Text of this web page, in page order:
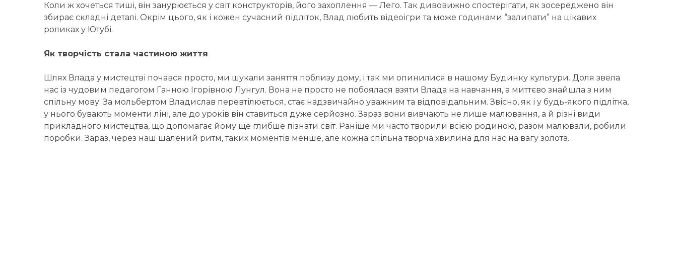
Коли ж хочеться тиші, він занурюється у світ конструкторів, його захоплення — Лего. Так дивовижно спостерігати, як зосереджено він
збирає складні деталі. Окрім цього, як і кожен сучасний підліток, Влад любить відеоігри та може годинами “залипати” на цікавих
роликах у Ютубі.
Як творчість стала частиною життя
Шлях Влада у мистецтві почався просто, ми шукали заняття поблизу дому, і так ми опинилися в нашому Будинку культури. Доля звела
нас із чудовим педагогом Ганною Ігорівною Лунгул. Вона не просто не побоялася взяти Влада на навчання, а миттєво знайшла з ним
спільну мову. За мольбертом Владислав перевтілюється, стає надзвичайно уважним та відповідальним. Звісно, як і у будь-якого підлітка,
у нього бувають моменти ліні, але до уроків він ставиться дуже серйозно. Зараз вони вивчають не лише малювання, а й різні види
прикладного мистецтва, що допомагає йому ще глибше пізнати світ. Раніше ми часто творили всією родиною, разом малювали, робили
поробки. Зараз, через наш шалений ритм, таких моментів менше, але кожна спільна творча хвилина для нас на вагу золота.